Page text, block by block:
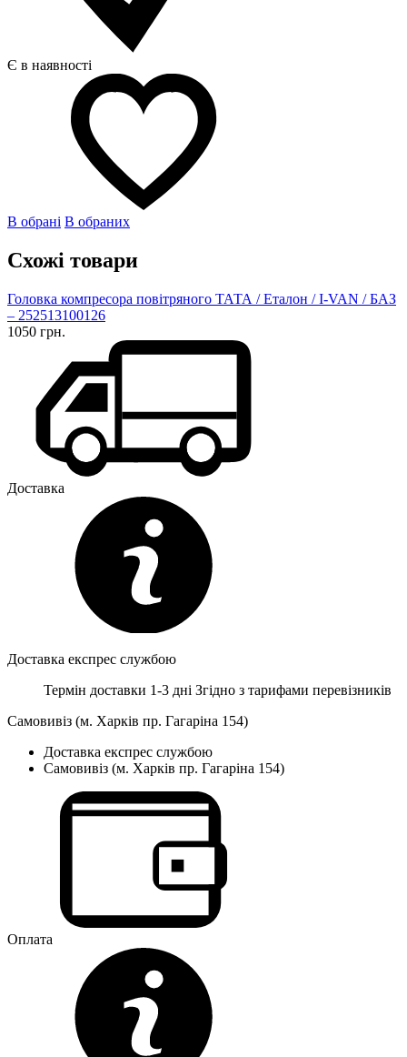
Є в наявності
В обрані В обраних
Схожі товари
Головка компресора повітряного ТАТА / Еталон / I-VAN / БАЗ
– 252513100126
1050 грн.
Доставка
Доставка експрес службою
Термін доставки 1-3 дні Згідно з тарифами перевізників
Самовивіз (м. Харків пр. Гагаріна 154)
Доставка експрес службою
Самовивіз (м. Харків пр. Гагаріна 154)
Оплата